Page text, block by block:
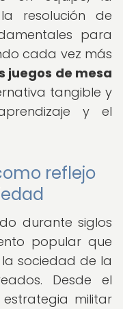
resolución de
para
cada vez más
juegos de mesa
tangible y
y el
reflejo
durante siglos
popular que
sociedad de la
Desde el
militar